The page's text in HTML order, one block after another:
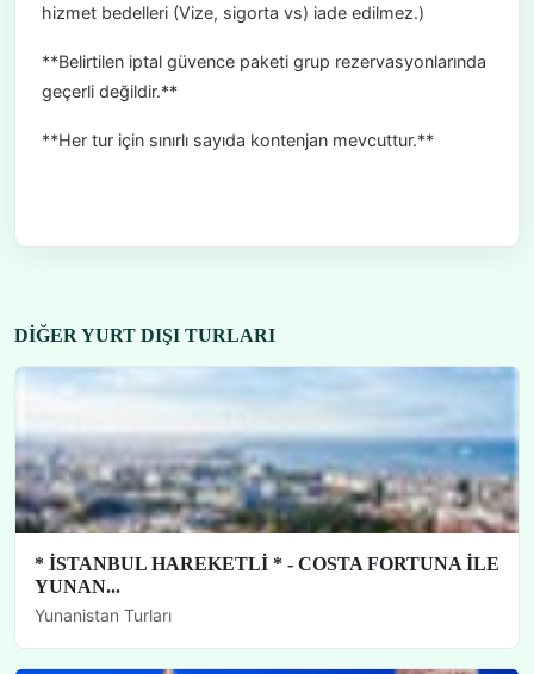
hizmet bedelleri (Vize, sigorta vs) iade edilmez.)
**Belirtilen iptal güvence paketi grup rezervasyonlarında
geçerli değildir.**
**Her tur için sınırlı sayıda kontenjan mevcuttur.**
DIĞER YURT DIŞI TURLARI
* İSTANBUL HAREKETLİ * - COSTA FORTUNA İLE
YUNAN...
Yunanistan Turları